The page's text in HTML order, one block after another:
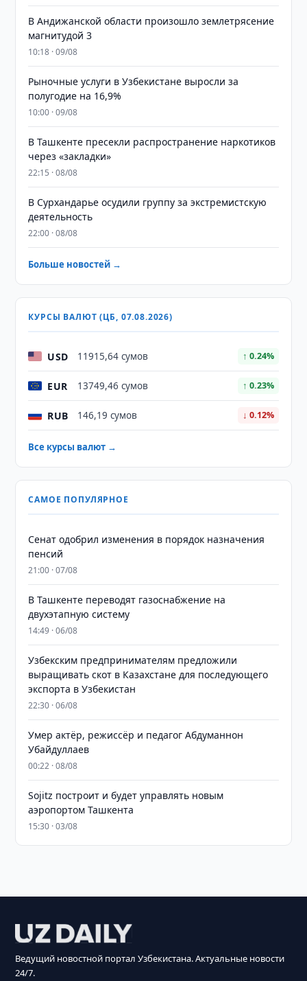
В Андижанской области произошло землетрясение
магнитудой 3
10:18 · 09/08
Рыночные услуги в Узбекистане выросли за
полугодие на 16,9%
10:00 · 09/08
В Ташкенте пресекли распространение наркотиков
через «закладки»
22:15 · 08/08
В Сурхандарье осудили группу за экстремистскую
деятельность
22:00 · 08/08
Больше новостей →
КУРСЫ ВАЛЮТ (ЦБ, 07.08.2026)
USD 11915,64 сумов ↑ 0.24%
EUR 13749,46 сумов ↑ 0.23%
RUB 146,19 сумов ↓ 0.12%
Все курсы валют →
САМОЕ ПОПУЛЯРНОЕ
Сенат одобрил изменения в порядок назначения
пенсий
21:00 · 07/08
В Ташкенте переводят газоснабжение на
двухэтапную систему
14:49 · 06/08
Узбекским предпринимателям предложили
выращивать скот в Казахстане для последующего
экспорта в Узбекистан
22:30 · 06/08
Умер актёр, режиссёр и педагог Абдуманнон
Убайдуллаев
00:22 · 08/08
Sojitz построит и будет управлять новым
аэропортом Ташкента
15:30 · 03/08
Ведущий новостной портал Узбекистана. Актуальные новости
24/7.